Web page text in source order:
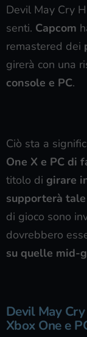
Devil May Cry
senti. Capcom
remastered dei
girerà con una
console e PC.
Ciò sta a
One X e PC di
titolo di girare
supporterà
di gioco sono
dovrebbero
su quelle mid-
Devil May
Xbox One e